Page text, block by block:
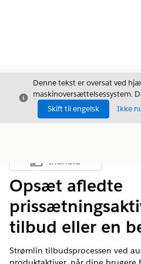
Luk
Denne tekst er oversat ved
maskinoversættelsessystem.
Skift til engelsk
Ikke
Vis indholdsfortegnelse
Indhold
Opsæt afledte
tilbud eller en
Strømlin tilbudsprocessen ved